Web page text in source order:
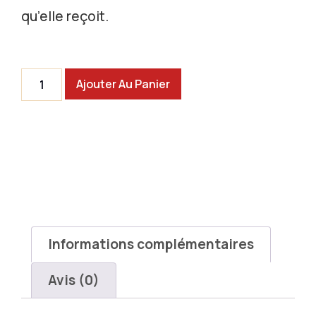
qu’elle reçoit.
Ajouter Au Panier
Informations complémentaires
Avis (0)